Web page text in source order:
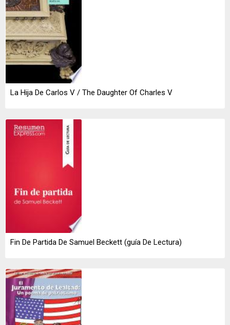
La Hija De Carlos V / The Daughter Of Charles V
Fin De Partida De Samuel Beckett (guía De Lectura)